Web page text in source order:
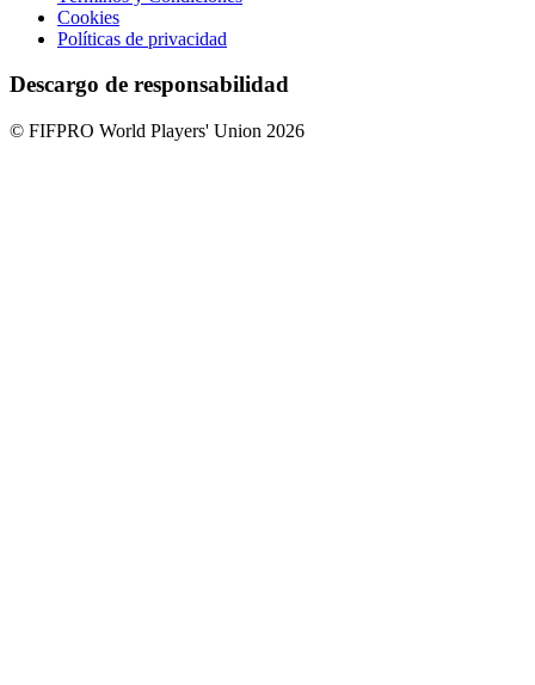
Cookies
Políticas de privacidad
Descargo de responsabilidad
© FIFPRO World Players' Union 2026